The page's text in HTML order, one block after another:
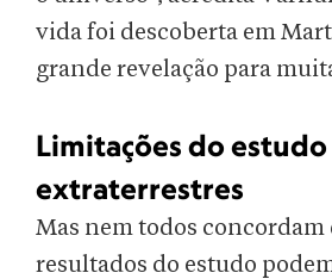
vida foi descoberta em
grande revelação para
Limitações do
extraterrestres
Mas nem todos concordam
resultados do estudo